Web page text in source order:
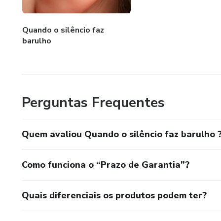
Quando o silêncio faz
barulho
Perguntas Frequentes
Quem avaliou Quando o silêncio faz barulho
Como funciona o “Prazo de Garantia”?
Quais diferenciais os produtos podem ter?